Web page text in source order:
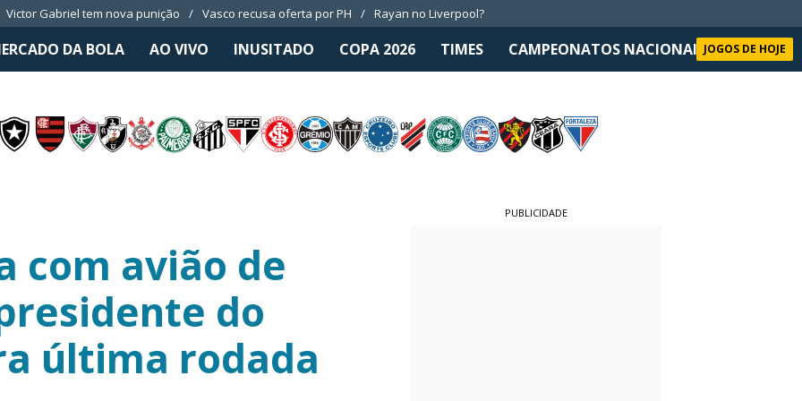
Victor Gabriel tem nova punição Vasco recusa oferta por PH Rayan no Liverpool?
DA BOLA AO VIVO INUSITADO COPA 2026 TIMES CAMPEONATOS NACIONAIS SELEÇÃO
JOGOS DE HOJE
com avião de
do
última rodada
PUBLICIDADE